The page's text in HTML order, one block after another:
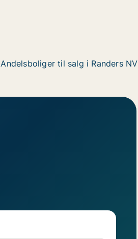
Andelsboliger til salg i Randers NV